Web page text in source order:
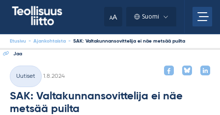
AA Suomi
Etusivu - Ajankohtaista - SAK: Valtakunnansovittelija ei näe metsää puilta
Jaa
Kategoriat
Uutiset
1.8.2024
SAK: Valtakunnansovittelija ei näe
metsää puilta
clipboard.)